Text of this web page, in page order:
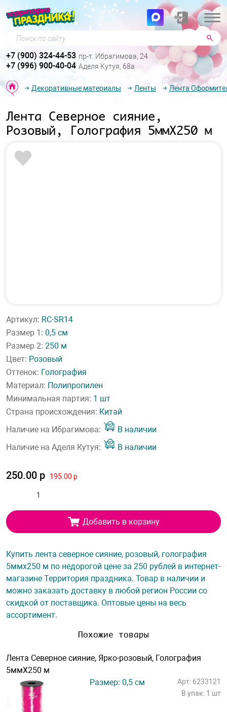
Поиск по сайту
+7 (900) 324-44-53 пр-т. Ибрагимова, 24
+7 (996) 900-40-04 Аделя Кутуя, 68а
Декоративные материалы Ленты Лента
Лента Северное сияние,
Розовый, Голография 5ммХ250 м
Артикул: RC-SR14
Размер 1: 0,5 см
Размер 2: 250 м
Цвет: Розовый
Оттенок: Голография
Материал: Полипропилен
Минимальная партия: 1 шт
Страна происхождения: Китай
Наличие на Ибрагимова:
В наличии
Наличие на Аделя Кутуя:
В наличии
250.00 р 195.00 р
Добавить в корзину
Купить лента северное сияние, розовый, голография
5ммх250 м по недорогой цене за 250 рублей в интернет-
магазине Территория праздника. Товар в наличии и
можно заказать доставку в любой регион России со
скидкой от поставщика. Оптовые цены на весь
ассортимент.
Похожие товары
Лента Северное сияние, Ярко-розовый, Голография
5ммХ250 м
Размер: 0,5 см
Арт: 6233121
В упак: 1 шт